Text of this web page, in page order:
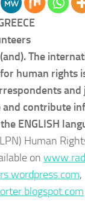
The
human rights
and
contribute
ENGLISH
Human
on
,